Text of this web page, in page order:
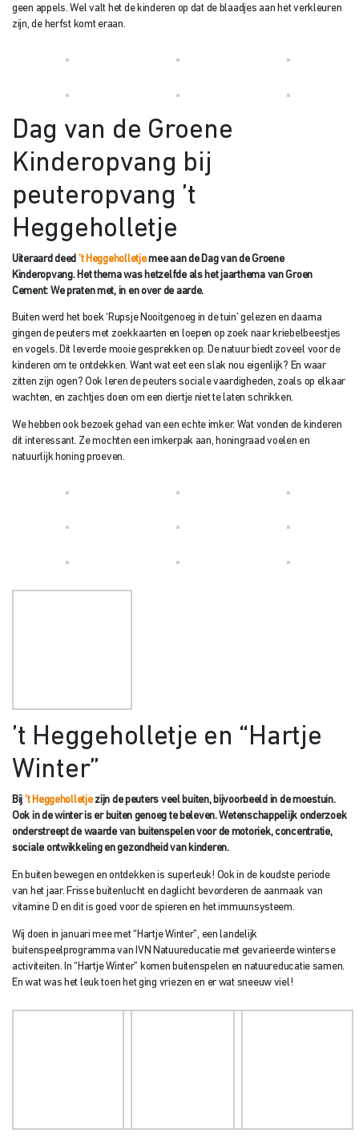
geen appels. Wel valt het de kinderen op dat de blaadjes aan het verkleuren
zijn, de herfst komt eraan.
Dag van de Groene
Kinderopvang bij
peuteropvang ’t
Heggeholletje
Uiteraard deed ’t Heggeholletjemee aan de Dag van de Groene
Kinderopvang. Het thema was hetzelfde als het jaarthema van Groen
Cement: We praten met, in en over de aarde.
Buiten werd het boek ‘Rupsje Nooitgenoeg in de tuin’ gelezen en daarna
gingen de peuters met zoekkaarten en loepen op zoek naar kriebelbeestjes
en vogels. Dit leverde mooie gesprekken op. De natuur biedt zoveel voor de
kinderen om te ontdekken. Want wat eet een slak nou eigenlijk? En waar
zitten zijn ogen? Ook leren de peuters sociale vaardigheden, zoals op elkaar
wachten, en zachtjes doen om een diertje niet te laten schrikken.
We hebben ook bezoek gehad van een echte imker. Wat vonden de kinderen
dit interessant. Ze mochten een imkerpak aan, honingraad voelen en
natuurlijk honing proeven.
Ook in de winter is er buiten genoeg te beleven. Wetenschappelijk onderzoek
onderstreept de waarde van buitenspelen voor de motoriek, concentratie,
sociale ontwikkeling en gezondheid van kinderen.
En buiten bewegen en ontdekken is superleuk! Ook in de koudste periode
vitamine D en dit is goed voor de spieren en het immuunsysteem.
Wij doen in januari mee met “Hartje Winter”, een landelijk
buitenspeelprogramma van IVN Natuureducatie met gevarieerde winterse
En wat was het leuk toen het ging vriezen en er wat sneeuw viel!